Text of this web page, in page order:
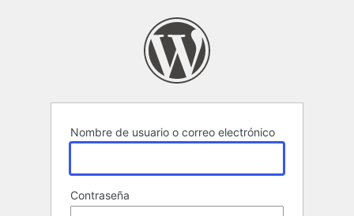
Nombre de usuario o correo electrónico
Contraseña